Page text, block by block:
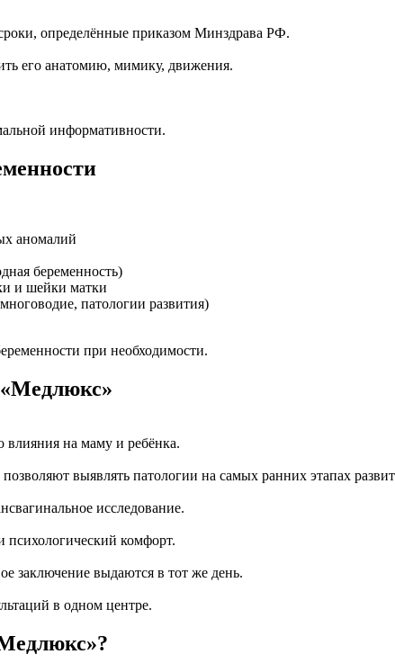
определённые приказом Минздрава РФ.
его анатомию, мимику, движения.
информативности.
аномалий
беременность)
и шейки матки
патологии развития)
при необходимости.
влияния на маму и ребёнка.
выявлять патологии на самых ранних этапах
исследование.
психологический комфорт.
заключение выдаются в тот же день.
в одном центре.